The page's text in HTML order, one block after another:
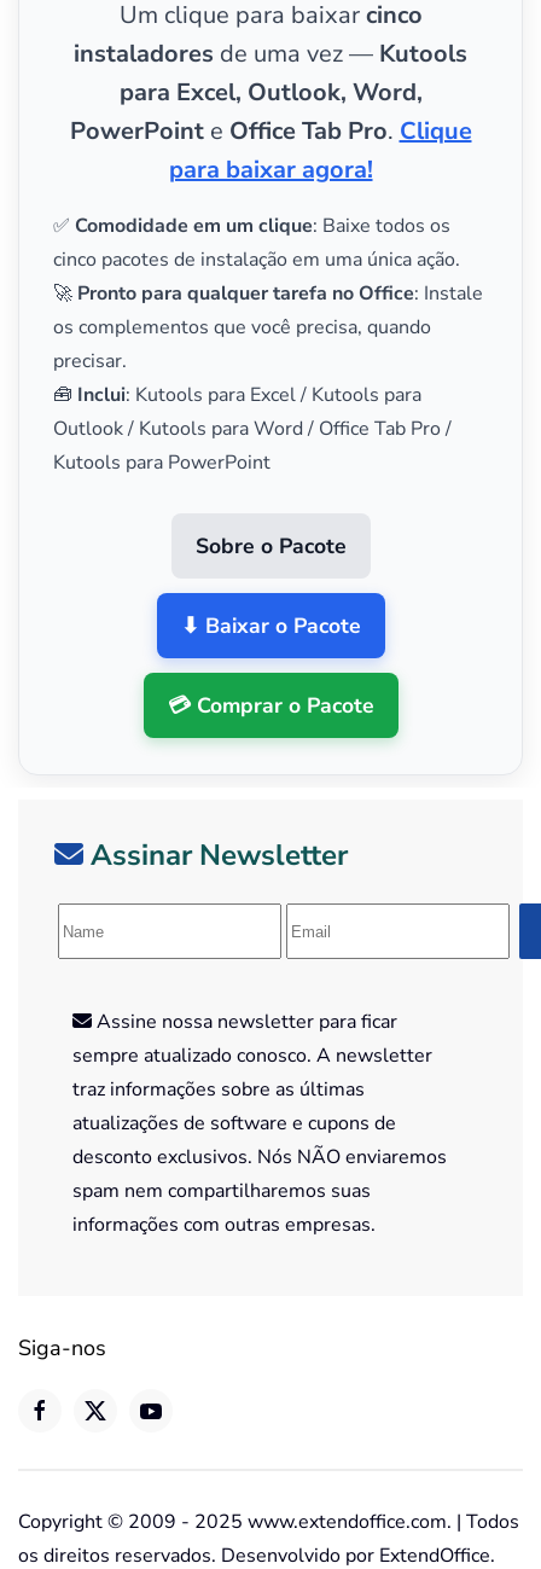
Um clique para baixarcinco
instaladores de uma vez — Kutools
para Excel, Outlook, Word,
PowerPointe Office Tab Pro. Clique
para baixar agora!
✅ Comodidade em um clique: Baixe todos os
cinco pacotes de instalação em uma única ação.
🚀 Pronto para qualquer tarefa no Office: Instale
os complementos que você precisa, quando
precisar.
🧰 Inclui: Kutools para Excel / Kutools para
Outlook / Kutools para Word / Office Tab Pro /
Kutools para PowerPoint
Sobre o Pacote
⬇ Baixar o Pacote
💳 Comprar o Pacote
Assinar Newsletter
Assine nossa newsletter para ficar
sempre atualizado conosco. A newsletter
traz informações sobre as últimas
atualizações de software e cupons de
desconto exclusivos. Nós NÃO enviaremos
spam nem compartilharemos suas
informações com outras empresas.
Siga-nos
Copyright © 2009 - 2025 www.extendoffice.com. | Todos
os direitos reservados. Desenvolvido por ExtendOffice.